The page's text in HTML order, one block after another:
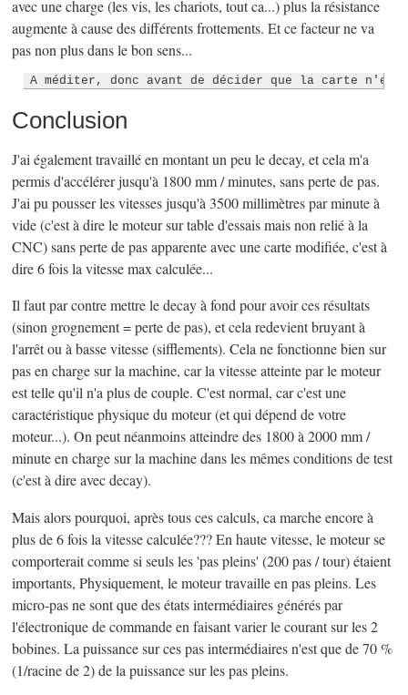
avec une charge (les vis, les chariots, tout ca...) plus la résistance
augmente à cause des différents frottements. Et ce facteur ne va
pas non plus dans le bon sens...
A méditer, donc avant de décider que la carte
Conclusion
J'ai également travaillé en montant un peu le decay, et cela m'a
permis d'accélérer jusqu'à 1800 mm / minutes, sans perte de pas.
J'ai pu pousser les vitesses jusqu'à 3500 millimètres par minute à
vide (c'est à dire le moteur sur table d'essais mais non relié à la
CNC) sans perte de pas apparente avec une carte modifiée, c'est à
dire 6 fois la vitesse max calculée...
Il faut par contre mettre le decay à fond pour avoir ces résultats
(sinon grognement = perte de pas), et cela redevient bruyant à
l'arrêt ou à basse vitesse (sifflements). Cela ne fonctionne bien sur
pas en charge sur la machine, car la vitesse atteinte par le moteur
est telle qu'il n'a plus de couple. C'est normal, car c'est une
caractéristique physique du moteur (et qui dépend de votre
moteur...). On peut néanmoins atteindre des 1800 à 2000 mm /
minute en charge sur la machine dans les mêmes conditions de test
(c'est à dire avec decay).
Mais alors pourquoi, après tous ces calculs, ca marche encore à
plus de 6 fois la vitesse calculée??? En haute vitesse, le moteur se
comporterait comme si seuls les 'pas pleins' (200 pas / tour) étaient
importants, Physiquement, le moteur travaille en pas pleins. Les
micro-pas ne sont que des états intermédiaires générés par
l'électronique de commande en faisant varier le courant sur les 2
bobines. La puissance sur ces pas intermédiaires n'est que de 70 %
(1/racine de 2) de la puissance sur les pas pleins.